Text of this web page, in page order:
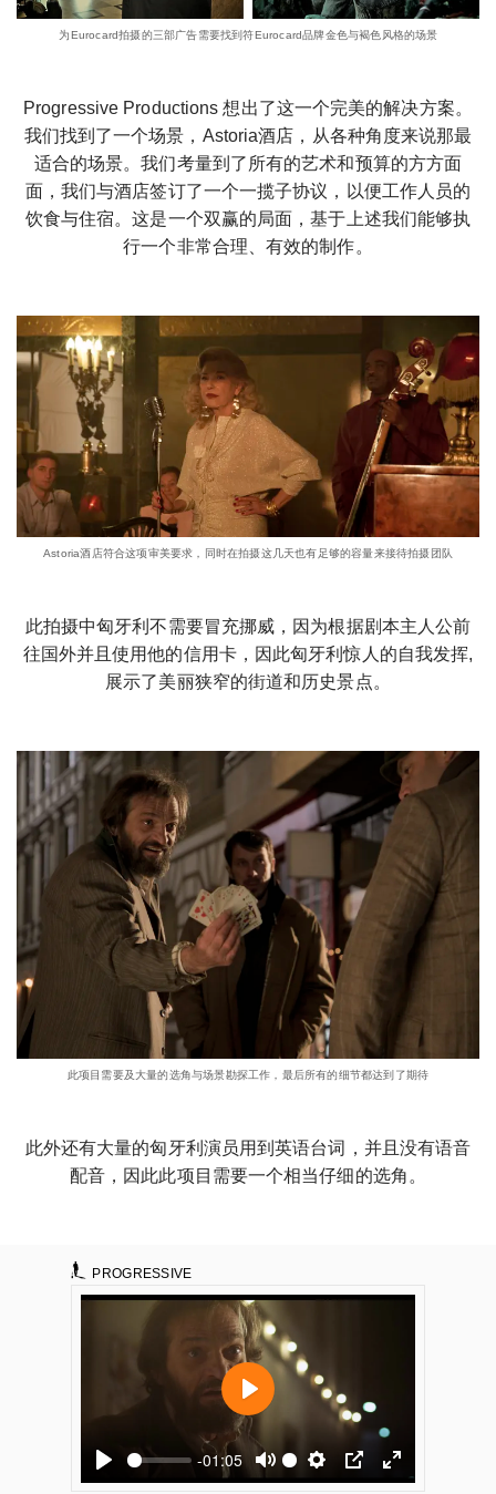
为Eurocard拍摄的三部广告需要找到符Eurocard品牌金色与褐色风格的场景
Progressive Productions 想出了这一个完美的解决方案。
我们找到了一个场景，Astoria酒店，从各种角度来说那最
适合的场景。我们考量到了所有的艺术和预算的方方面
面，我们与酒店签订了一个一揽子协议，以便工作人员的
饮食与住宿。这是一个双赢的局面，基于上述我们能够执
行一个非常合理、有效的制作。
Astoria酒店符合这项审美要求，同时在拍摄这几天也有足够的容量来接待拍摄团队
此拍摄中匈牙利不需要冒充挪威，因为根据剧本主人公前
往国外并且使用他的信用卡，因此匈牙利惊人的自我发挥,
展示了美丽狭窄的街道和历史景点。
此项目需要及大量的选角与场景勘探工作，最后所有的细节都达到了期待
此外还有大量的匈牙利演员用到英语台词，并且没有语音
配音，因此此项目需要一个相当仔细的选角。
PROGRESSIVE